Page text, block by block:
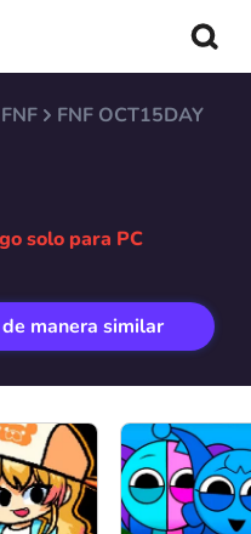
FNF OCT15DAY
solo para PC
manera similar